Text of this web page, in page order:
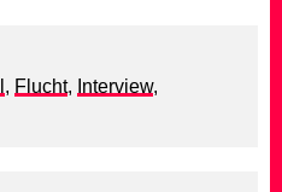
, Flucht, Interview,